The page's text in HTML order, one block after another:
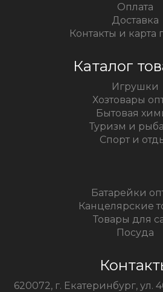
Оплата
Доставка
Контакты и карта
Каталог
Игрушки
Хозтовары
Бытовая
Туризм и
Спорт и
Батарейки
Канцелярские
Товары для
Посуда
620072, г. Екатеринбург, ул.